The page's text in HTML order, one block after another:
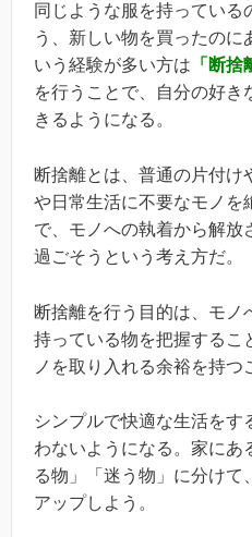
同じような服を持ってい
う、新しい物を買ったのに
いう経験が多い方は 「断捨
を行うことで、自分の好
きるようになる。
断捨離とは、普通の片付け
や日常生活に不要なモノを
で、モノへの執着から解放
過ごそうという考え方だ。
断捨離を行う目的は、モ
持っている物を把握するこ
ノを取り入れる余裕を持つ
シンプルで快適な生活をす
わないようになる。家にあ
る物」「迷う物」に分けて
アップしよう。